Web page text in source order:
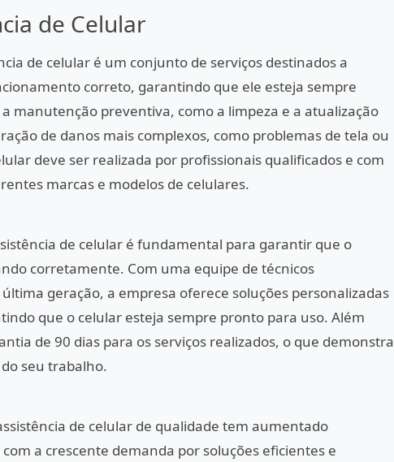
de Celular
de celular é um conjunto de serviços destinados a
correto, garantindo que ele esteja sempre
manutenção preventiva, como a limpeza e a atualização
de danos mais complexos, como problemas de tela ou
deve ser realizada por profissionais qualificados e com
marcas e modelos de celulares.
de celular é fundamental para garantir que o
corretamente. Com uma equipe de técnicos
geração, a empresa oferece soluções personalizadas
que o celular esteja sempre pronto para uso. Além
de 90 dias para os serviços realizados, o que demonstra
seu trabalho.
de celular de qualidade tem aumentado
a crescente demanda por soluções eficientes e